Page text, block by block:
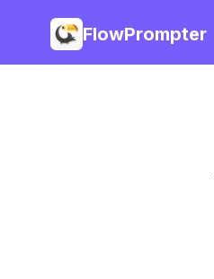
FlowPrompter